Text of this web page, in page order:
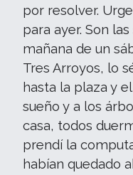
por resolver.
para ayer. Son
mañana de un
Tres Arroyos, lo
hasta la plaza y
sueño y a los
casa, todos
prendí la
habían quedado